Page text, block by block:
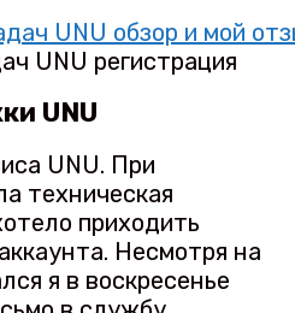
UNU регистрация
UNU
UNU. При
техническая
приходить
Несмотря на
я в воскресенье